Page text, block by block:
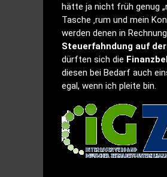
hätte ja nicht früh genug
Tasche ‚rum und mein
werden denen in
Steuerfahndung auf
dürften sich die
diesen bei Bedarf auch
egal, wenn ich pleite bin.